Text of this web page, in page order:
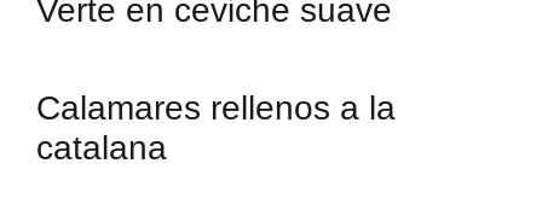
Verte en ceviche suave
Calamares rellenos a la
catalana